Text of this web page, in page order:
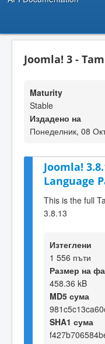
Joomla! 3 -
Maturity
Stable
Издадено на
Понеделник, 08
Joomla!
Language
This is the full
3.8.13
Изтеглени
1 556 пъти
Размер на
458.36 kB
MD5 сума
SHA1 сума